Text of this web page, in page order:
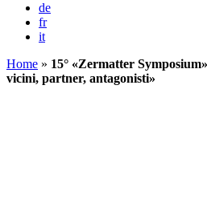
de
fr
it
Home » 15° «Zermatter
vicini, partner, antagonisti»